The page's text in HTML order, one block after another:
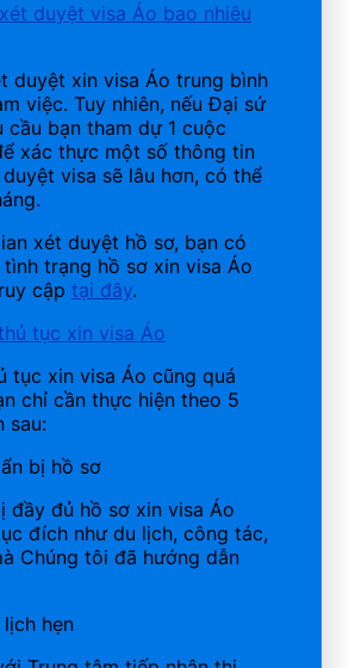
duyệt visa Áo bao nhiêu
duyệt xin visa Áo trung bình
việc. Tuy nhiên, nếu Đại sứ
cầu bạn tham dự 1 cuộc
xác thực một số thông tin
visa sẽ lâu hơn, có thể
xét duyệt hồ sơ, bạn có
trạng hồ sơ xin visa Áo
cập tại đây.
tục xin visa Áo
tục xin visa Áo cũng quá
chỉ cần thực hiện theo 5
sau:
bị hồ sơ
đầy đủ hồ sơ xin visa Áo
đích như du lịch, công tác,
Chúng tôi đã hướng dẫn
hẹn